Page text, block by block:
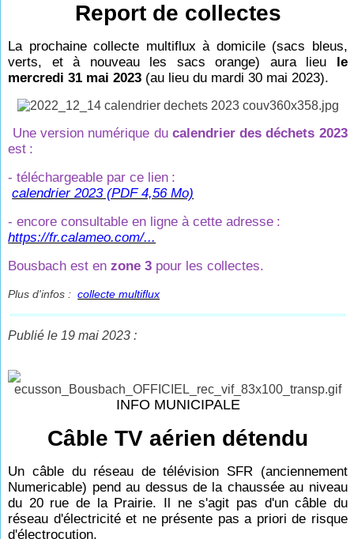
Report de collectes
La prochaine collecte multiflux à domicile (sacs bleus,
verts, et à nouveau les sacs orange) aura lieu le
mercredi 31 mai 2023 (au lieu du mardi 30 mai 2023).
Une version numérique du calendrier des déchets 2023
est :
- téléchargeable par ce lien :
calendrier 2023 (PDF 4,56 Mo)
- encore consultable en ligne à cette adresse :
https://fr.calameo.com/...
Bousbach est enzone 3 pour les collectes.
Plus d'infos :collecte multiflux
Publié le 19 mai 2023 :
INFO MUNICIPALE
Câble TV aérien détendu
Un câble du réseau de télévision SFR (anciennement
Numericable) pend au dessus de la chaussée au niveau
du 20 rue de la Prairie. Il ne s'agit pas d'un câble du
réseau d'électricité et ne présente pas a priori de risque
d'électrocution.